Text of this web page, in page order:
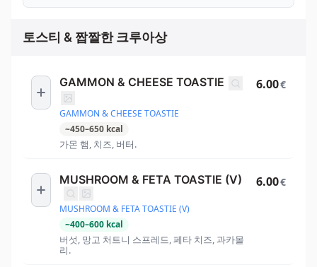
토스티 & 짭짤한 크루아상
GAMMON & CHEESE TOASTIE
GAMMON & CHEESE TOASTIE
~450–650 kcal
가몬 햄, 치즈, 버터.
6.00€
MUSHROOM & FETA TOASTIE (V)
MUSHROOM & FETA TOASTIE (V)
~400–600 kcal
버섯, 망고 처트니 스프레드, 페타 치즈, 과카몰
리.
6.00€